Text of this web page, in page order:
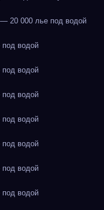
20 000 лье под водой
водой
водой
водой
водой
водой
водой
водой